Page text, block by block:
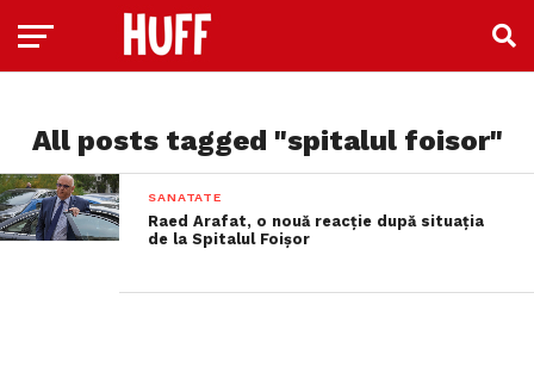
All posts tagged "spitalul foisor"
SANATATE
Raed Arafat, o nouă reacție după situația
de la Spitalul Foișor